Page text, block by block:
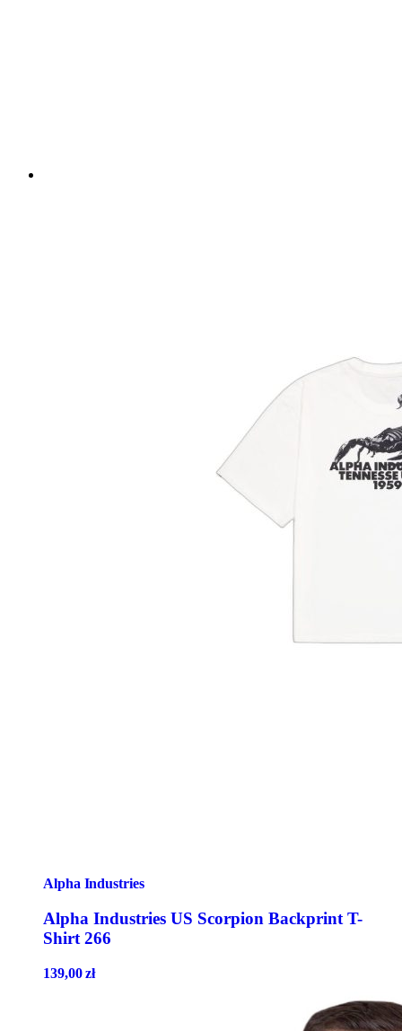
Alpha Industries
Alpha Industries US Scorpion Backprint T-
Shirt 266
139,00zł